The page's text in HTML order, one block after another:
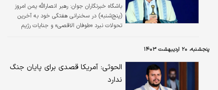
باشگاه خبرنگاران جوان: رهبر انصارالله یمن امروز
(پنج‌شنبه) در سخنرانی هفتگی خود به آخرین
تحولات نبرد «طوفان الاقصی» و جنایات رژیم
پنجشنبه، ۲۰ اردیبهشت ۱۴۰۳
الحوثی: آمریکا قصدی برای پایان جنگ
ندارد